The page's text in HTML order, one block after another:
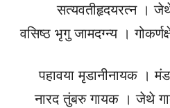
सत्यवतीहृदयरत्न ।
वसिष्ठ भृगु जामदग्न्य ।
पहावया मृडानीनायक ।
नारद तुंबरु गायक । जेथे